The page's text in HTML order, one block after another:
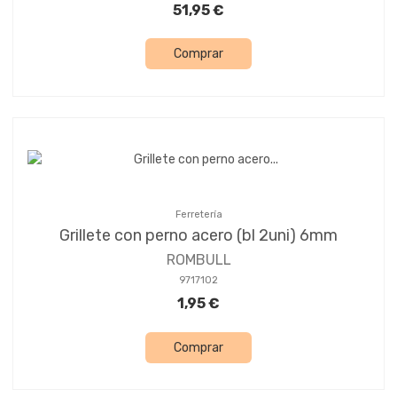
51,95 €
Comprar
Ferretería
Grillete con perno acero (bl 2uni) 6mm
ROMBULL
9717102
1,95 €
Comprar